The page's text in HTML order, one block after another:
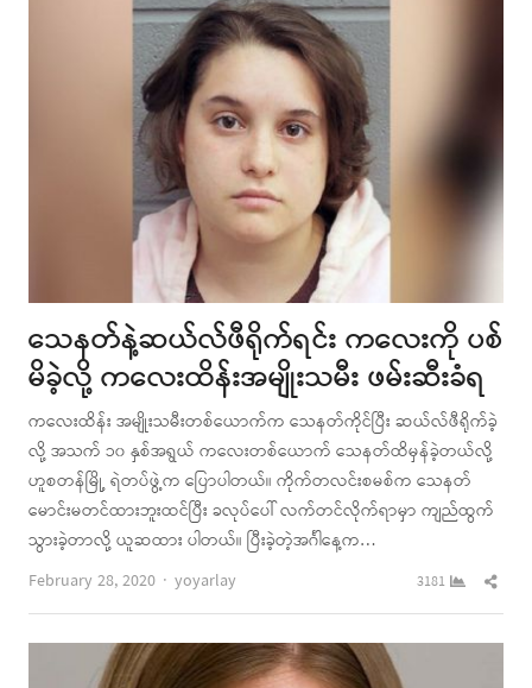
သေနတ်နဲ့ဆယ်လ်ဖီရိုက်ရင်း ကလေးကို ပစ်
မိခဲ့လို့ ကလေးထိန်းအမျိုးသမီး ဖမ်းဆီးခံရ
ကလေးထိန်း အမျိုးသမီးတစ်ယောက်က သေနတ်ကိုင်ပြီး ဆယ်လ်ဖီရိုက်ခဲ့
လို့ အသက် ၁၀ နှစ်အရွယ် ကလေးတစ်ယောက် သေနတ်ထိမှန်ခဲ့တယ်လို့
ဟူစတန်မြို့ ရဲတပ်ဖွဲ့က ပြောပါတယ်။ ကိုက်တလင်းစမစ်က သေနတ်
မောင်းမတင်ထားဘူးထင်ပြီး ခလုပ်ပေါ် လက်တင်လိုက်ရာမှာ ကျည်ထွက်
သွားခဲ့တာလို့ ယူဆထား ပါတယ်။ ပြီးခဲ့တဲ့အင်္ဂါနေ့က…
February 28, 2020
Author
yoyarlay 3181